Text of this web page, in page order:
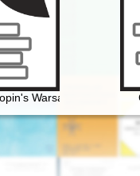
Warsaw